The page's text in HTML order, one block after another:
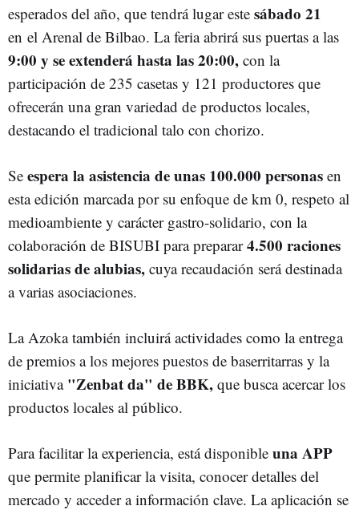
esperados del año, que tendrá lugar este sábado 21
en el Arenal de Bilbao. La feria abrirá sus puertas a las
9:00 y se extenderá hasta las 20:00, con la
participación de 235 casetas y 121 productores que
ofrecerán una gran variedad de productos locales,
destacando el tradicional talo con chorizo.
Se espera la asistencia de unas 100.000 personas en
esta edición marcada por su enfoque de km 0, respeto al
medioambiente y carácter gastro-solidario, con la
colaboración de BISUBI para preparar4.500 raciones
solidarias de alubias, cuya recaudación será destinada
a varias asociaciones.
La Azoka también incluirá actividades como la entrega
de premios a los mejores puestos de baserritarras y la
iniciativa "Zenbat da" de BBK, que busca acercar los
productos locales al público.
Para facilitar la experiencia, está disponible una APP
que permite planificar la visita, conocer detalles del
mercado y acceder a información clave. La aplicación se